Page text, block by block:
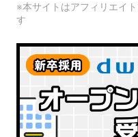
※本サイトはアフィリエイ
す